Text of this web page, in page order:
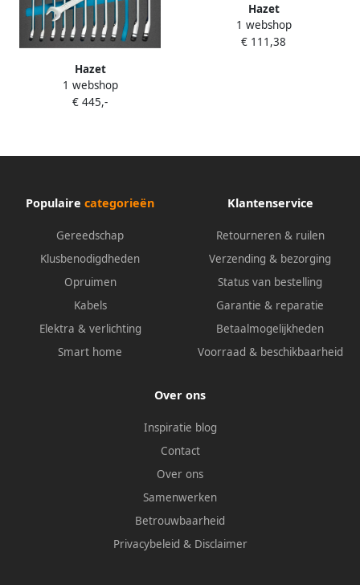
Hazet
Ratelringsteeksleutelset met
vierkante adapters 163-186
1 webshop
€ 445,-
Hazet
Ratelringsteeksleutelset 606
5 Buitentwaalfkant
1 webshop
€ 111,38
Populaire categorieën
Gereedschap
Klusbenodigdheden
Opruimen
Kabels
Elektra & verlichting
Smart home
Klantenservice
Retourneren & ruilen
Verzending & bezorging
Status van bestelling
Garantie & reparatie
Betaalmogelijkheden
Voorraad & beschikbaarheid
Over ons
Inspiratie blog
Contact
Over ons
Samenwerken
Betrouwbaarheid
Privacybeleid & Disclaimer